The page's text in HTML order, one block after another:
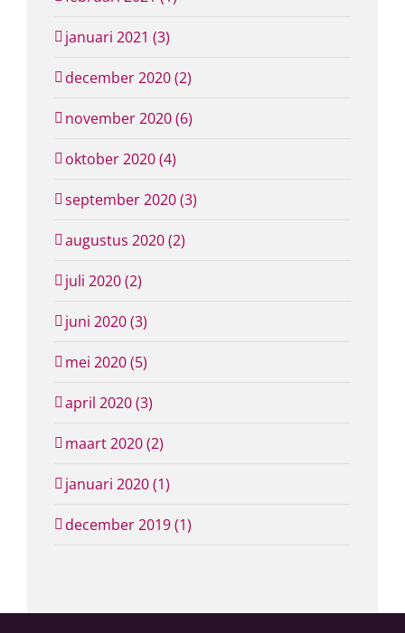
januari 2021 (3)
december 2020 (2)
november 2020 (6)
oktober 2020 (4)
september 2020 (3)
augustus 2020 (2)
juli 2020 (2)
juni 2020 (3)
mei 2020 (5)
april 2020 (3)
maart 2020 (2)
januari 2020 (1)
december 2019 (1)